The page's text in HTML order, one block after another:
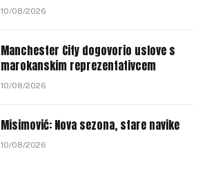
10/08/2026
Manchester City dogovorio uslove s
marokanskim reprezentativcem
10/08/2026
Misimović: Nova sezona, stare navike
10/08/2026